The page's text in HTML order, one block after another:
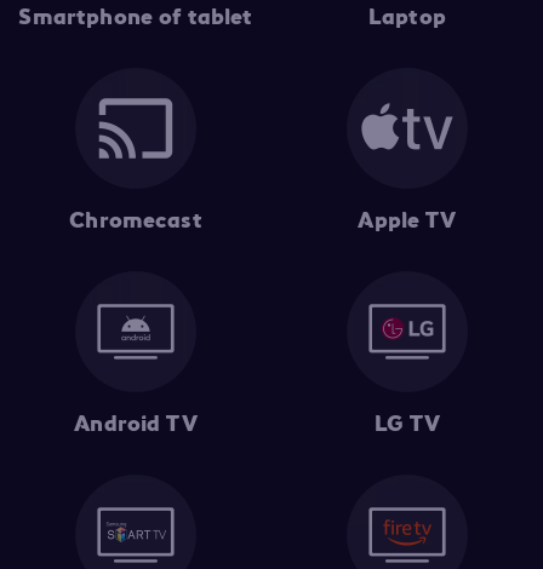
Smartphone of tablet Laptop
Chromecast Apple TV
Android TV LG TV